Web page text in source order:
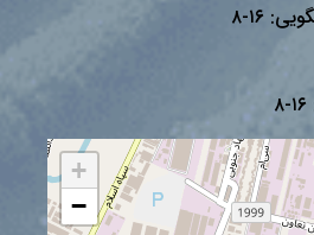
۱۶-۸
۱۶-۸
+
−